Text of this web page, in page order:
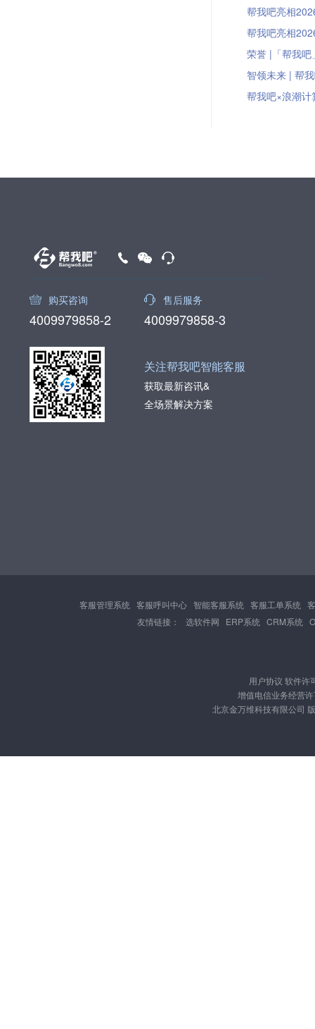
帮我吧亮相
帮我吧亮相
荣誉 |「帮我吧
智领未来 | 帮
帮我吧×浪潮
购买咨询
4009979858-2
售后服务
4009979858-3
关注帮我吧智能客服
获取最新咨讯&
全场景解决方案
客服管理系统 客服呼叫中心 智能客服系统 客服工单系统
友情链接：
选软件网 ERP系统 CRM系统
用户协议 软件许
增值电信业务经营
北京金万维科技有限公司